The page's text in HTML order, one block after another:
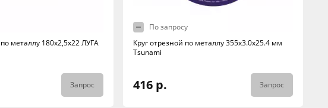
металлу 180х2,5х22 ЛУГА
Запрос
По запросу
Круг отрезной по металлу 355x3.0x25.4 мм
Tsunami
416 р. Запрос